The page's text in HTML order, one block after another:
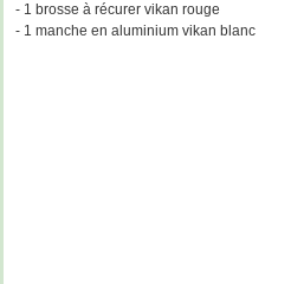
- 1 brosse à récurer vikan rouge
- 1 manche en aluminium vikan blanc